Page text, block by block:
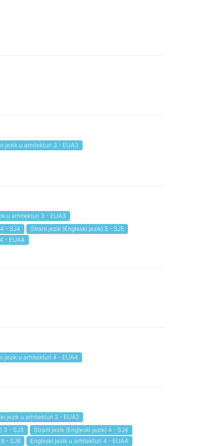
jezik u arhitekturi 3 - EUA3
u arhitekturi 3 - EUA3
- SJ4
Strani jezik (Engleski jezik) 5 - SJ5
- EUA4
jezik u arhitekturi 4 - EUA4
jezik u arhitekturi 2 - EUA2
3 - SJ3
Strani jezik (Engleski jezik) 4 - SJ4
- SJ8 Engleski jezik u arhitekturi 4 - EUA4